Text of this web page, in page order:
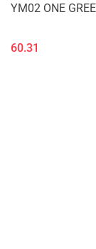
YM02 ONE
60.31